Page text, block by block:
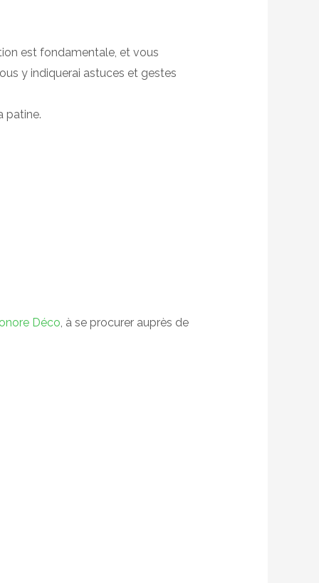
est fondamentale, et vous
y indiquerai astuces et gestes
patine.
Déco, à se procurer auprès de